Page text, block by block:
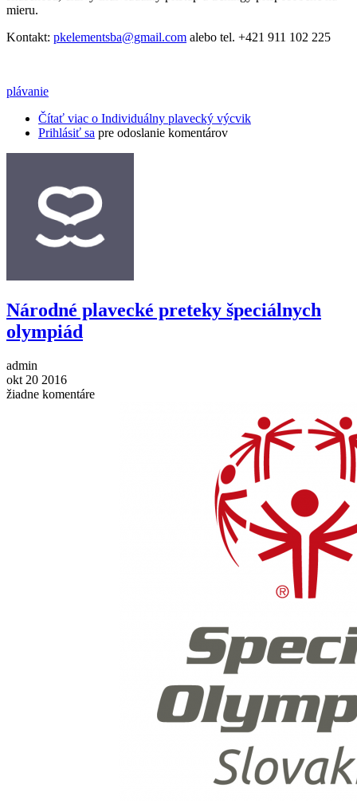
mieru.
Kontakt: pkelementsba@gmail.com alebo tel. +421 911 102 225
plávanie
Čítať viac o Individuálny plavecký výcvik
Prihlásiť sa pre odoslanie komentárov
Národné plavecké preteky špeciálnych
olympiád
admin
okt 20 2016
žiadne komentáre